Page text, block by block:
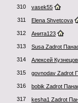
310 vasek55
311 Elena Shvetcova
312 Анита123
313 Susa Zadrot
314 Алексей Кузнецов
315 govnodav Zadrot
316 bobik Zadrot
317 kesha1 Zadrot